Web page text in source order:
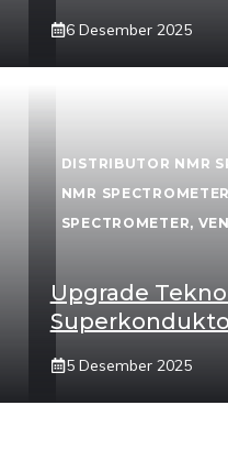
6 Desember 2025
DISTRIBUTOR NMR
NMR SPECTROMETER
SPECTROMETER,
Upgrade
5 Desember 2025